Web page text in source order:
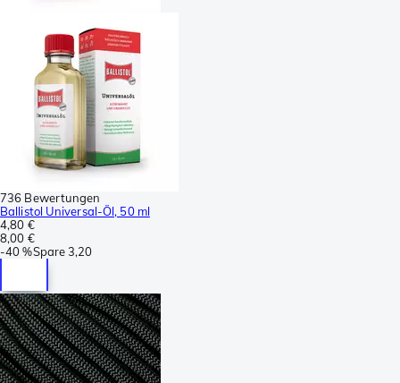
736 Bewertungen
Ballistol Universal-Öl, 50 ml
4,80 €
8,00 €
-40 %Spare3,20